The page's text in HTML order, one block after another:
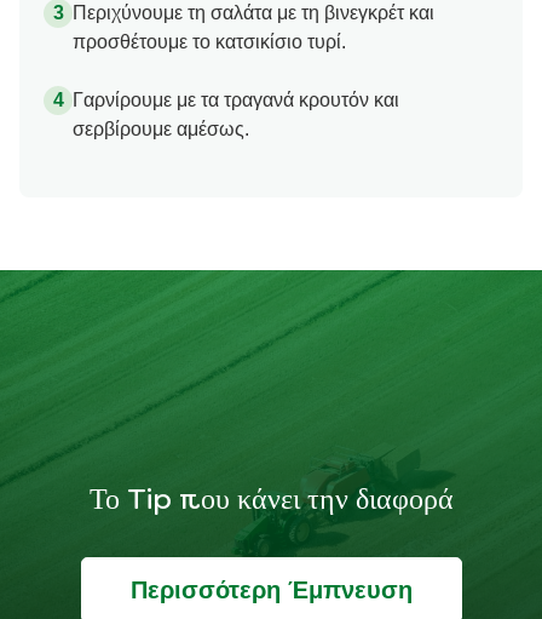
Περιχύνουμε τη σαλάτα με τη βινεγκρέτ και
προσθέτουμε το κατσικίσιο τυρί.
Γαρνίρουμε με τα τραγανά κρουτόν και
σερβίρουμε αμέσως.
Το Tip που κάνει την διαφορά
Περισσότερη Έμπνευση